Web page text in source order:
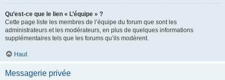
Qu’est-ce que le lien « L’équipe » ?
Cette page liste les membres de l’équipe du forum que sont les
administrateurs et les modérateurs, en plus de quelques informations
supplémentaires tels que les forums qu’ils modèrent.
Haut
Messagerie privée